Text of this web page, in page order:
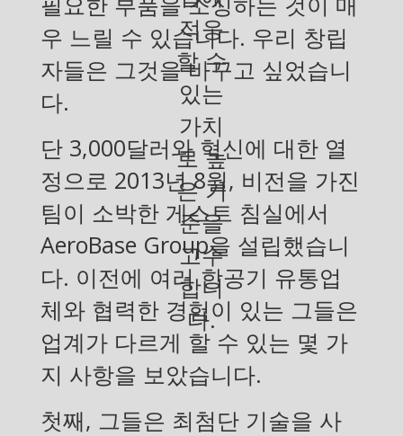
적응
할 수
있는
가치
로 높
은 기
준을
고수
합니
다.
우 느릴 수 있습니다. 우리 창립
자들은 그것을 바꾸고 싶었습니
다.
단 3,000달러와 혁신에 대한 열
정으로 2013년 8월, 비전을 가진
팀이 소박한 게스트 침실에서
AeroBase Group을 설립했습니
다. 이전에 여러 항공기 유통업
체와 협력한 경험이 있는 그들은
업계가 다르게 할 수 있는 몇 가
지 사항을 보았습니다.
첫째, 그들은 최첨단 기술을 사